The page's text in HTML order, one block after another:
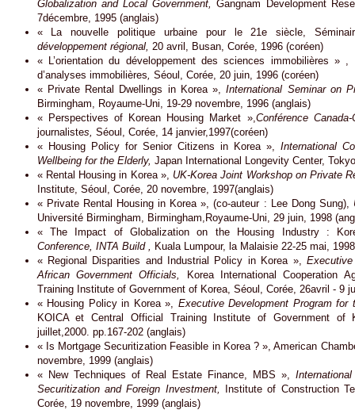
Globalization and Local Government,
Gangnam Development
7décembre, 1995 (anglais)
« La nouvelle politique urbaine pour le 21e siècle,
développement régional, 20 avril, Busan, Corée, 1996 (coréen)
« L’orientation du développement des sciences immobilières » ,
d’analyses immobilières Séoul, Corée, 20 juin, 1996 (coréen)
« Private Rental Dwellings in Korea »,International Seminar on
Birmingham, Royaume-Uni, 19-29 novembre, 1996 (anglais)
« Perspectives of Korean Housing Market », Conférence Canada-
journalistes, Séoul, Corée, 14 janvier,1997(coréen)
« Housing Policy for Senior Citizens in Korea »,International
Wellbeing for the Elderly, Japan International Longevity Center,
« Rental Housing in Korea », UK-Korea Joint Workshop on Private
Institute, Séoul, Corée, 20 novembre, 1997(anglais)
« Private Rental Housing in Korea », (co-auteur : Lee Dong Sung),
Université Birmingham, Birmingham,Royaume-Uni, 29 juin, 1998
« The Impact of Globalization on the Housing Industry :
Conference, INTA Build ,
Kuala Lumpour, la Malaisie 22-25 mai,
« Regional Disparities and Industrial Policy in Korea »,
African Government Officials,
Korea International Cooperation
Training Institute of Government of Korea, Séoul, Corée, 26avril - 9
« Housing Policy in Korea », Executive Development Program
KOICA et Central Official Training Institute of Government of
juillet,2000. pp.167-202 (anglais)
« Is Mortgage Securitization Feasible in Korea ? », American
novembre, 1999 (anglais)
« New Techniques of Real Estate Finance, MBS »,
Securitization and Foreign Investment,
Institute of Construction
Corée, 19 novembre, 1999 (anglais)